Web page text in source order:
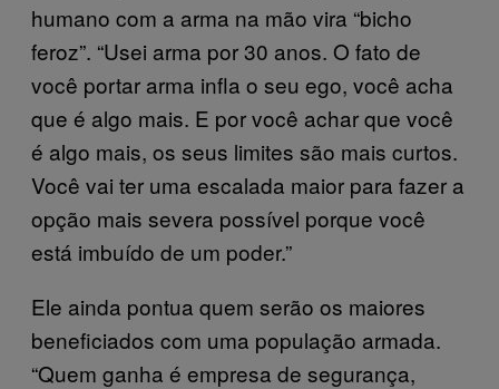
humano com a arma na mão vira “bicho
feroz”. “Usei arma por 30 anos. O fato de
você portar arma infla o seu ego, você acha
que é algo mais. E por você achar que você
é algo mais, os seus limites são mais curtos.
Você vai ter uma escalada maior para fazer a
opção mais severa possível porque você
está imbuído de um poder.”
Ele ainda pontua quem serão os maiores
beneficiados com uma população armada.
“Quem ganha é empresa de segurança,